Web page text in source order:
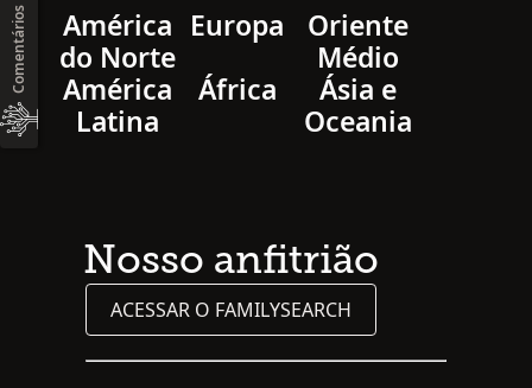
América
do Norte
Europa
Oriente
Médio
América
Latina
África
Ásia e
Oceania
Nosso anfitrião
ACESSAR O FAMILYSEARCH
Comentários